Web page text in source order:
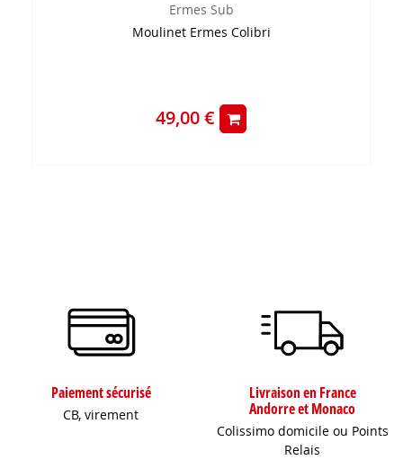
Ermes Sub
Moulinet Ermes Colibri
49,00 €
Paiement sécurisé
CB, virement
Livraison en France
Andorre et Monaco
Colissimo domicile ou Points
Relais